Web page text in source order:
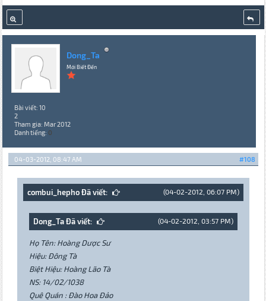
Dong_Ta
Mới Biết Đến
Bài viết: 10
2
Tham gia: Mar 2012
Danh tiếng: 0
#108
04-03-2012, 08:47 AM
(04-02-2012, 06:07 PM)
combui_hepho Đã viết:
(04-02-2012, 03:57 PM)
Dong_Ta Đã viết:
Họ Tên: Hoàng Dược Sư
Hiệu: Đông Tà
Biệt Hiệu: Hoàng Lão Tà
NS: 14/02/1038
Quê Quán : Đào Hoa Đảo